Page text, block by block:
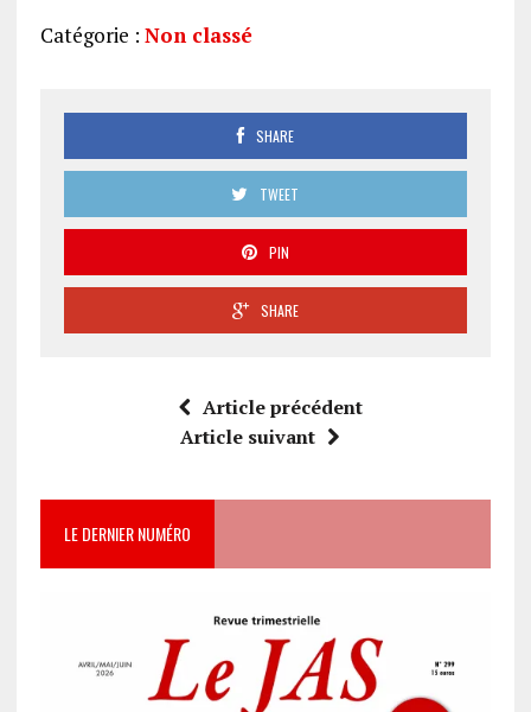
DES
Catégorie : Non classé
SHARE
TWEET
PIN
SHARE
Article précédent
Article suivant
LE DERNIER NUMÉRO